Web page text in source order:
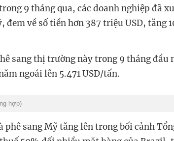
9 tháng qua, các doanh nghiệp đã
đem về số tiền hơn 387 triệu USD, tăng
sang thị trường này trong 9 tháng đầu
ngoái lên 5.471 USD/tấn.
hợp)
phê sang Mỹ tăng lên trong bối cảnh